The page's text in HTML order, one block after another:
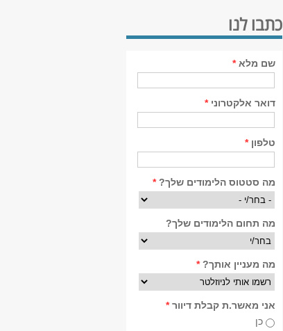
כתבו לנו
שם מלא*
דואר אלקטרוני*
טלפון*
מה סטטוס הלימודים שלך?*
מה תחום הלימודים שלך?
מה מעניין אותך?*
אני מאשר.ת קבלת דיוור*
כן